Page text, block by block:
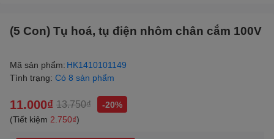
(5 Con) Tụ hoá, tụ điện nhôm chân cắm 100V
Mã sản phẩm: HK1410101149
Tình trạng: Có 8 sản phẩm
11.000₫ 13.750₫
-20%
(Tiết kiệm 2.750₫)